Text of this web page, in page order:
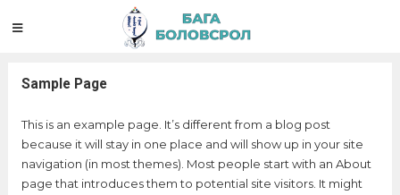
Sample Page
This is an example page. It’s different from a blog post
because it will stay in one place and will show up in your site
navigation (in most themes). Most people start with an About
page that introduces them to potential site visitors. It might